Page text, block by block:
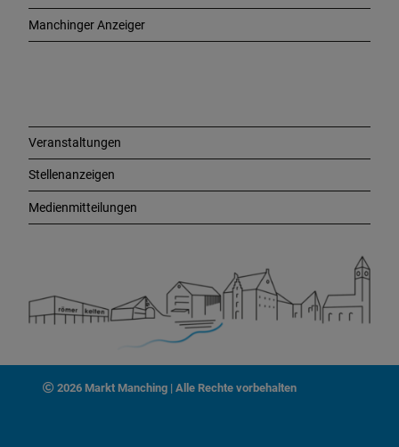
Manchinger Anzeiger
Veranstaltungen
Stellenanzeigen
Medienmitteilungen
2026 Markt Manching | Alle Rechte vorbehalten